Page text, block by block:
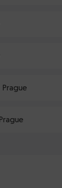
Prague
Prague